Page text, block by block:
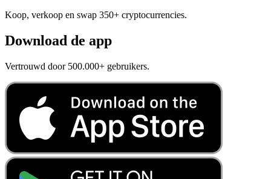
Koop, verkoop en swap 350+ cryptocurrencies.
Download de app
Vertrouwd door 500.000+ gebruikers.